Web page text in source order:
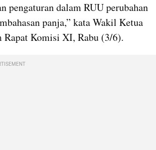
pengaturan dalam RUU perubahan
panja,” kata Wakil Ketua
Komisi XI, Rabu (3/6).